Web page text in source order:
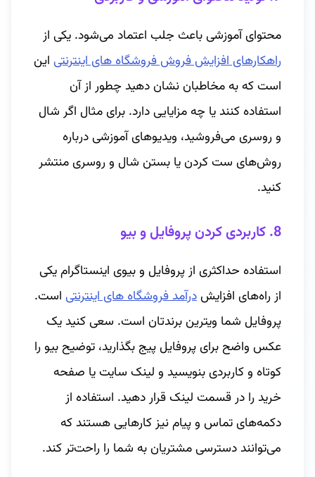
محتوای آموزشی باعث جلب اعتماد می‌شود. یکی از
راهکارهای افزایش فروش فروشگاه های اینترنتی این
است که به مخاطبان نشان دهید چطور از آن
استفاده کنند یا چه مزایایی دارد. برای مثال اگر شال
و روسری می‌فروشید، ویدیوهای آموزشی درباره
روش‌های ست کردن یا بستن شال و روسری منتشر
کنید.
8. کاربردی کردن پروفایل و بیو
استفاده حداکثری از پروفایل و بیوی اینستاگرام یکی
از راه‌های افزایشدرآمد فروشگاه های اینترنتی است.
پروفایل شما ویترین برندتان است. سعی کنید یک
عکس واضح برای پروفایل پیج بگذارید، توضیح بیو را
کوتاه و کاربردی بنویسید و لینک سایت یا صفحه
خرید را در قسمت لینک قرار دهید. استفاده از
دکمه‌های تماس و پیام نیز کارهایی هستند که
می‌توانند دسترسی مشتریان به شما را راحت‌تر کند.